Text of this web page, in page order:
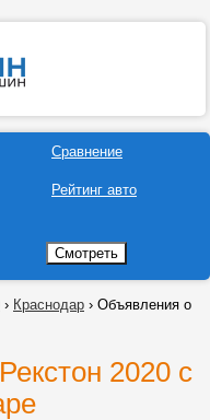
Сравнение
Рейтинг авто
› Краснодар › Объявления о
2020 с